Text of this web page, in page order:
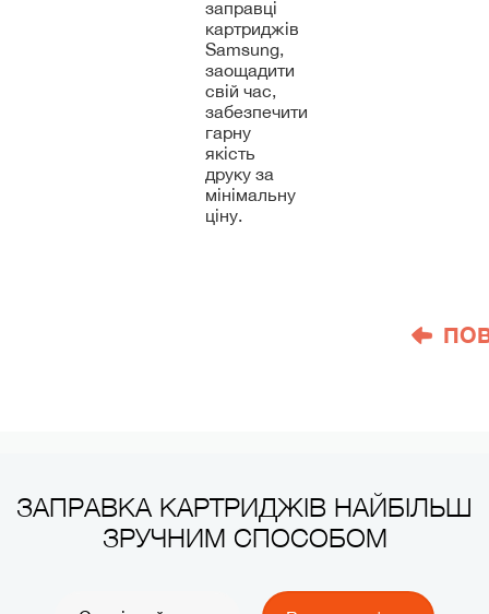
заправці
картриджів
Samsung,
заощадити
свій час,
забезпечити
гарну
якість
друку за
мінімальну
ціну.
ЗАПРАВКА КАРТРИДЖІВ НАЙБІЛЬШ
ЗРУЧНИМ СПОСОБОМ